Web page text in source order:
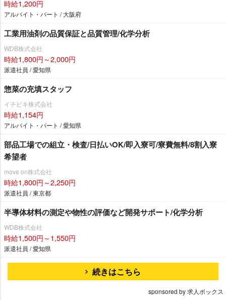
時給1,200円
アルバイト・パート / 大阪府
工業用油剤の品質保証と品質管理/化学分析
WDB株式会社
時給1,800円～2,000円
派遣社員 / 愛知県
惣菜の充填スタッフ
イチビキ株式会社
時給1,154円
アルバイト・パート / 愛知県
部品工場での組立・検査/日払いOK/即入寮可/寮費無料/8割入寮
希望者
move on株式会社
時給1,800円～2,250円
派遣社員 / 東京都
半導体材料の測定や物性の評価など開発サポート/化学分析
WDB株式会社
時給1,500円～1,550円
派遣社員 / 愛知県
続きはこちら
sponsored by 求人ボックス